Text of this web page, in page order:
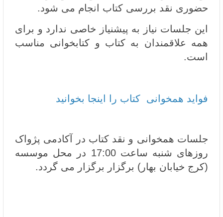
حضوری نقد بررسی کتاب انجام می شود.
این جلسات نیاز به پیشنیاز خاصی ندارد و برای
همه علاقمندان به کتاب و کتابخوانی مناسب
است.
فواید همخوانی کتاب را اینجا بخوانید
جلسات همخوانی و نقد کتاب در آکادمی پژواک
روزهای شنبه ساعت 17:00 در محل موسسه
(کرج خیابان بهار) برگزار برگزار می گردد.